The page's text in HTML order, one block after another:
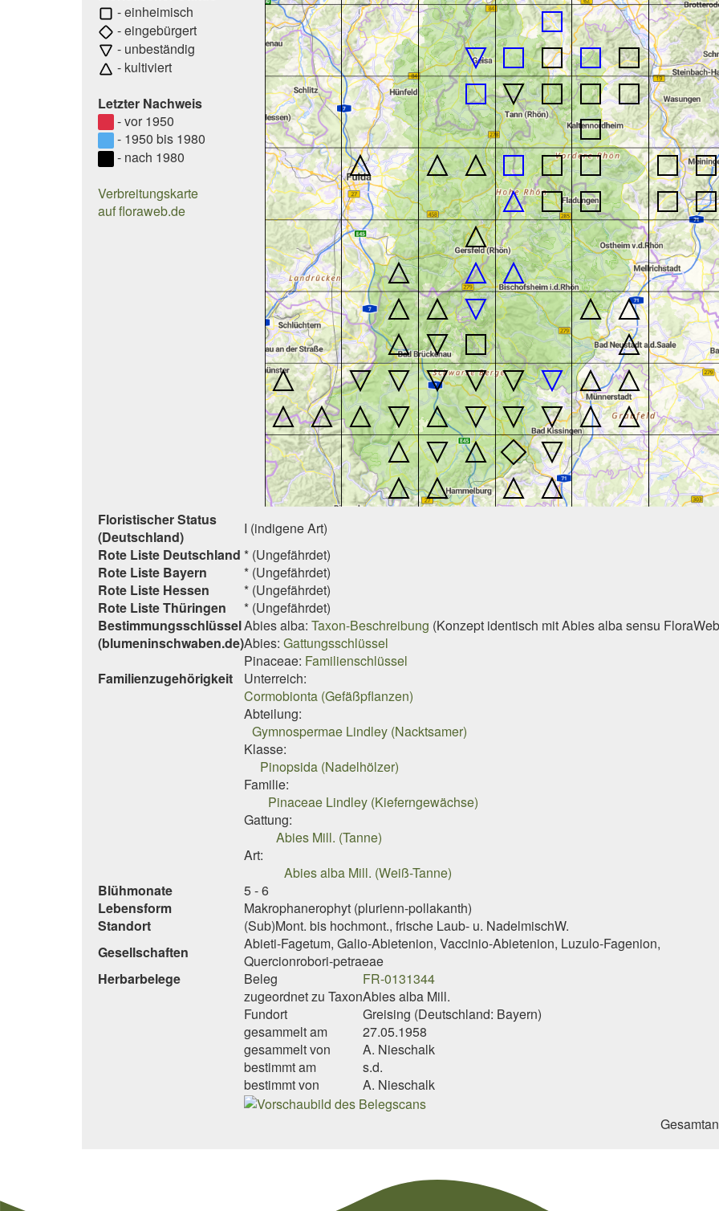
- einheimisch
- eingebürgert
- unbeständig
- kultiviert
Letzter Nachweis
- vor 1950
- 1950 bis 1980
- nach 1980
Verbreitungskarte
auf floraweb.de
Floristischer Status
(Deutschland)
I (indigene Art)
Rote Liste Deutschland * (Ungefährdet)
Rote Liste Bayern
* (Ungefährdet)
Rote Liste Hessen
* (Ungefährdet)
Rote Liste Thüringen
* (Ungefährdet)
Bestimmungsschlüssel
(blumeninschwaben.de)
Abies alba: Taxon-Beschreibung (Konzept identisch mitAbies albasensu
Abies: Gattungsschlüssel
Pinaceae: Familienschlüssel
Familienzugehörigkeit
Unterreich:
Cormobionta (Gefäßpflanzen)
Abteilung:
Gymnospermae Lindley (Nacktsamer)
Klasse:
Pinopsida (Nadelhölzer)
Familie:
Pinaceae Lindley (Kieferngewächse)
Gattung:
Abies Mill. (Tanne)
Art:
Abies alba Mill. (Weiß-Tanne)
Blühmonate
5 - 6
Lebensform
Makrophanerophyt (plurienn-pollakanth)
Standort
(Sub)Mont. bis hochmont., frische Laub- u. NadelmischW.
Gesellschaften
Abieti-Fagetum, Galio-Abietenion, Vaccinio-Abietenion, Luzulo-Fagenion,
Quercionrobori-petraeae
Herbarbelege
Beleg
FR-0131344
zugeordnet zu TaxonAbies alba Mill.
Fundort
Greising (Deutschland: Bayern)
gesammelt am
27.05.1958
gesammelt von
A. Nieschalk
bestimmt am
s.d.
bestimmt von
A. Nieschalk